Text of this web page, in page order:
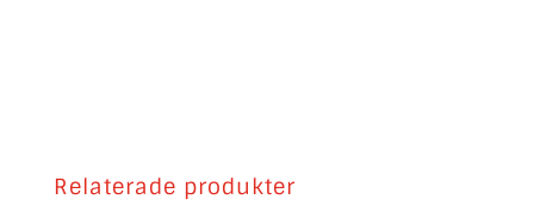
Relaterade produkter